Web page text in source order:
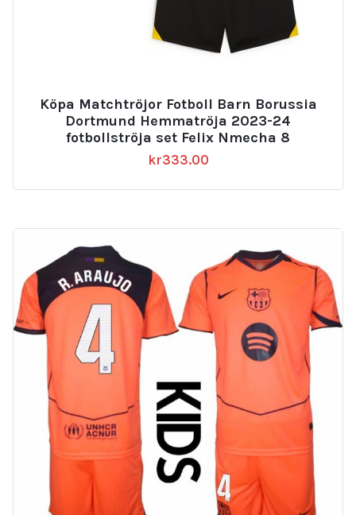
Köpa Matchtröjor Fotboll Barn Borussia
Dortmund Hemmatröja 2023-24
fotbollströja set Felix Nmecha 8
kr333.00